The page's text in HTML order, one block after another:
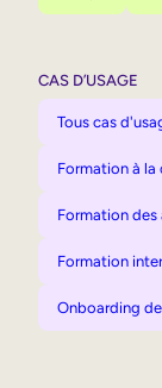
CAS D’USAGE
Tous cas
Formation à
Formation des
Formation
Onboarding